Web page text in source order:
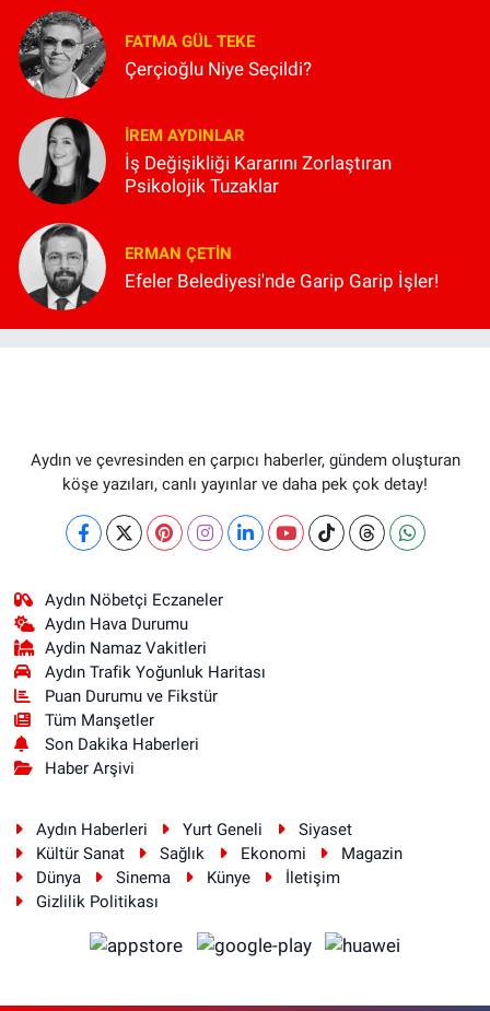
FATMA GÜL TEKE
Çerçioğlu Niye Seçildi?
İREM AYDINLAR
İş Değişikliği Kararını Zorlaştıran
Psikolojik Tuzaklar
ERMAN ÇETIN
Efeler Belediyesi'nde Garip Garip İşler!
Aydın ve çevresinden en çarpıcı haberler, gündem oluşturan
köşe yazıları, canlı yayınlar ve daha pek çok detay!
Aydın Nöbetçi Eczaneler
Aydın Hava Durumu
Aydin Namaz Vakitleri
Aydın Trafik Yoğunluk Haritası
Puan Durumu ve Fikstür
Tüm Manşetler
Son Dakika Haberleri
Haber Arşivi
Aydın Haberleri Yurt Geneli
Siyaset
Kültür Sanat
Sağlık Ekonomi
Magazin
Dünya
Sinema Künye
İletişim
Gizlilik Politikası